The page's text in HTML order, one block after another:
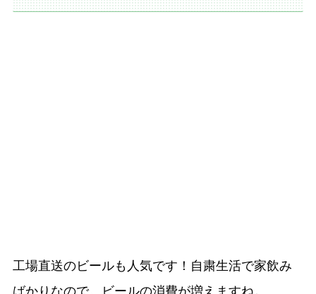
工場直送のビールも人気です！自粛生活で家飲み
ばかりなので、ビールの消費が増えますね。